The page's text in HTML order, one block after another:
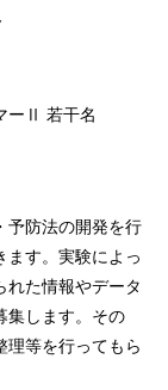
ーⅡ 若干名
予防法の開発を行
ます。実験によっ
れた情報やデータ
集します。その
理等を行ってもら